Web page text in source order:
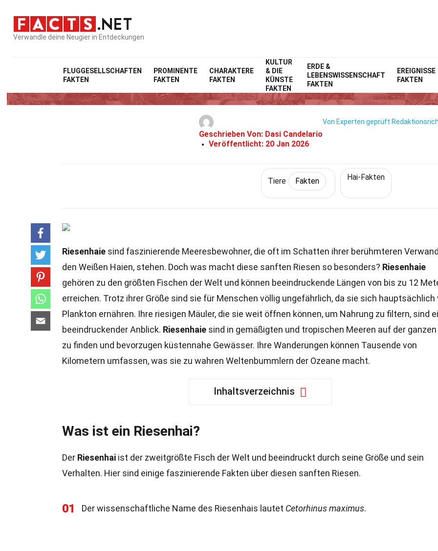
Verwandle deine Neugier in Entdeckungen
FLUGGESELLSCHAFTEN
FAKTEN
PROMINENTE
FAKTEN
CHARAKTERE
FAKTEN
KULTUR
& DIE
KÜNSTE
FAKTEN
ERDE &
LEBENSWISSENSCHAFT
FAKTEN
EREIGNISSE
FAKTEN
Home Natur Fakten
29 Fakten Über Riesenhai
Geschrieben Von: Dasi Candelario
Veröffentlicht: 20 Jan 2026
Von Experten geprüft
Tiere Fakten Hai-Fakten
Riesenhaie sind faszinierende Meeresbewohner, die oft im Schatten ihrer berühmteren
den Weißen Haien, stehen. Doch was macht diese sanften Riesen so besonders? Riesenhaie
gehören zu den größten Fischen der Welt und können beeindruckende Längen von bis zu 12
erreichen. Trotz ihrer Größe sind sie für Menschen völlig ungefährlich, da sie sich hauptsächlich
Plankton ernähren. Ihre riesigen Mäuler, die sie weit öffnen können, um Nahrung zu filtern, sind
beeindruckender Anblick. Riesenhaie sind in gemäßigten und tropischen Meeren auf der
zu finden und bevorzugen küstennahe Gewässer. Ihre Wanderungen können Tausende von
Kilometern umfassen, was sie zu wahren Weltenbummlern der Ozeane macht.
Inhaltsverzeichnis
Was ist ein Riesenhai?
Der Riesenhai ist der zweitgrößte Fisch der Welt und beeindruckt durch seine Größe und sein
Verhalten. Hier sind einige faszinierende Fakten über diesen sanften Riesen.
01 Der wissenschaftliche Name des Riesenhais lautet Cetorhinus maximus.